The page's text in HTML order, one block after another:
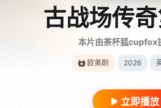
古战场传
本片由茶杯狐cupfox
欧美剧 2026
立即播放